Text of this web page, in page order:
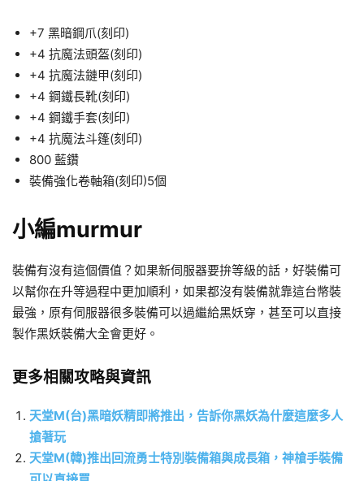
+7 黑暗鋼爪(刻印)
+4 抗魔法頭盔(刻印)
+4 抗魔法鏈甲(刻印)
+4 鋼鐵長靴(刻印)
+4 鋼鐵手套(刻印)
+4 抗魔法斗篷(刻印)
800 藍鑽
裝備強化卷軸箱(刻印)5個
小編murmur
裝備有沒有這個價值？如果新伺服器要拚等級的話，好裝備可
以幫你在升等過程中更加順利，如果都沒有裝備就靠這台幣裝
最強，原有伺服器很多裝備可以過繼給黑妖穿，甚至可以直接
製作黑妖裝備大全會更好。
更多相關攻略與資訊
天堂M(台)黑暗妖精即將推出，告訴你黑妖為什麼這麼多人
搶著玩
天堂M(韓)推出回流勇士特別裝備箱與成長箱，神槍手裝備